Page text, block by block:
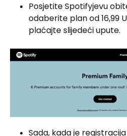
Posjetite Spotifyjevu
odaberite plan od 16,99
plaćajte slijedeći upute.
Sada, kada je